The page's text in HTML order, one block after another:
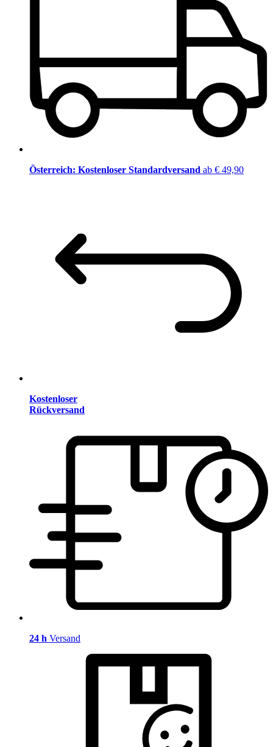
Österreich: Kostenloser Standardversand ab € 49,90
Kostenloser
Rückversand
24 h Versand